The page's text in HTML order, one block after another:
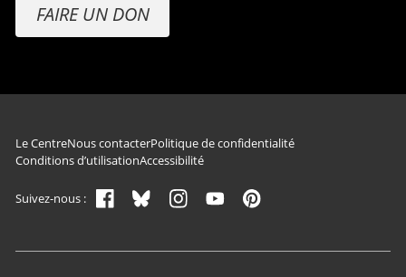
FAIRE UN DON
Navigation du pied de page
Le CentreNous contacterPolitique de confidentialité
Conditions d’utilisationAccessibilité
Suivez-nous :